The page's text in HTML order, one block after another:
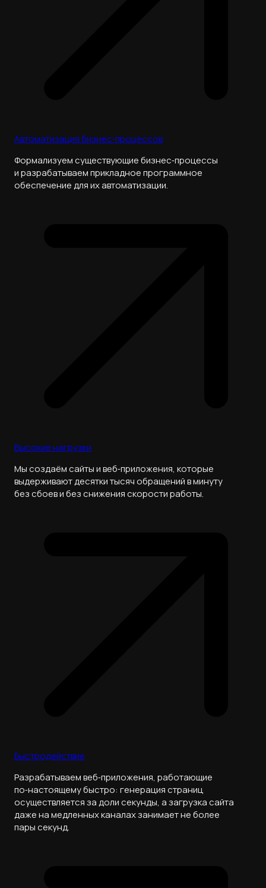
Автоматизация бизнес‑процессов
Формализуем существующие бизнес‑процессы
и разрабатываем прикладное программное
обеспечение для их автоматизации.
Высокие нагрузки
Мы создаём сайты и веб‑приложения, которые
выдерживают десятки тысяч обращений в минуту
без сбоев и без снижения скорости работы.
Быстродействие
Разрабатываем веб‑приложения, работающие
по‑настоящему быстро: генерация страниц
осуществляется за доли секунды, а загрузка сайта
даже на медленных каналах занимает не более
пары секунд.